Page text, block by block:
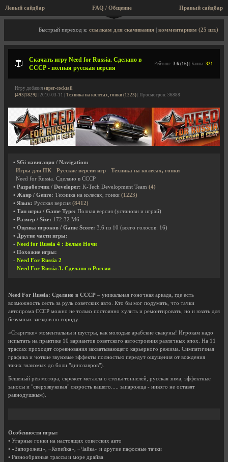
Левый сайдбар FAQ / Общение
Описание игры, скриншоты, видео
Быстрый переход к: ссылкам для скачивания комментариям (25 шт.)
Скачать игру Need for Russia. Сделано в
СССР - полная русская версия
Рейтинг: 3.6 (16) | Баллы: 321
Игру добавил super-cocktail
[493|1829] | 2010-03-11 | Техника на колесах, гонки (1223) | Просмотров: 36888
• SGi навигация / Navigation:
Игры для ПК
Русские версии игр
Техника на колесах, гонки
Need for Russia. Сделано в СССР
• Разработчик / Developer: K-Tech Development Team (4)
• Жанр / Genre: Техника на колесах, гонки (1223)
• Язык: Русская версия (8412)
• Тип игры / Game Type: Полная версия (установи и играй)
• Размер / Size: 172.32 Мб.
• Оценка игроков / Game Score: 3.6 из 10 (всего голосов: 16)
• Другие части игры:
- Need for Russia 4 : Белые Ночи
• Похожие игры:
- Need For Russia 2
- Need For Russia 3. Сделано в России
Need For Russia: Сделано в СССР – уникальная гоночная аркада, где есть
возможность сесть за руль советских авто. Кто бы мог подумать, что тачки
автопрома СССР можно не только постоянно хулить и ремонтировать, но и юзать для
безумных заездов по городу.
«Старички» моментальны и шустры, как молодые арабские скакуны! Игрокам надо
испытать на практике 10 вариантов советского автостроения различных эпох. На 11
трассах проходят соревнования захватывающего карьерного режима. Симпатичная
графика и чоткие звуковые эффекты полностью передут ощущения от вождения
таких знакомых до боли "динозавров").
Бешеный рёв мотора, скрежет металла о стены тоннелей, русская зима, эффектные
заносы и "сверхзвуковая" скорость вашего..... запарожца - никого не оставят
равнодушным).
Особенности игры:
• Угарные гонки на настоящих советских авто
• «Запорожец», «Копейка», «Чайка» и другие пафосные тачки
• Разнообразные трассы и море драйва